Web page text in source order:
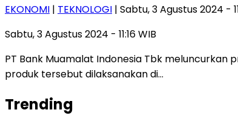
EKONOMI | TEKNOLOGI | Sabtu, 3 Agustus 2024 -
Sabtu, 3 Agustus 2024 - 11:16 WIB
PT Bank Muamalat Indonesia Tbk meluncurkan
produk tersebut dilaksanakan di…
Trending